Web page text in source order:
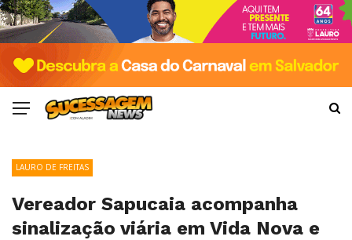
LAURO DE FREITAS
Vereador Sapucaia acompanha
sinalização viária em Vida Nova e